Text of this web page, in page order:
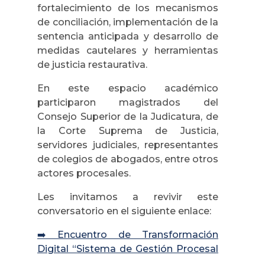
fortalecimiento de los mecanismos
de conciliación, implementación de la
sentencia anticipada y desarrollo de
medidas cautelares y herramientas
de justicia restaurativa.
En este espacio académico
participaron magistrados del
Consejo Superior de la Judicatura, de
la Corte Suprema de Justicia,
servidores judiciales, representantes
de colegios de abogados, entre otros
actores procesales.
Les invitamos a revivir este
conversatorio en el siguiente enlace:
➡️ Encuentro de Transformación
Digital “Sistema de Gestión Procesal